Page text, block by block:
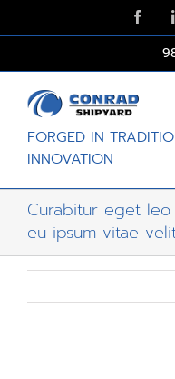
FORGED IN
INNOVATION
Curabitur eget
eu ipsum vitae